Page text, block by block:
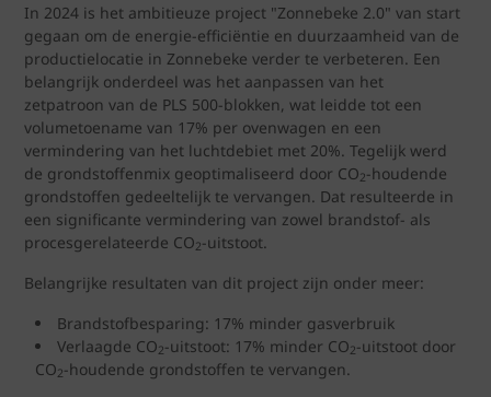
In 2024 is het ambitieuze project "Zonnebeke 2.0" van start
gegaan om de energie-efficiëntie en duurzaamheid van de
productielocatie in Zonnebeke verder te verbeteren. Een
belangrijk onderdeel was het aanpassen van het
zetpatroon van de PLS 500-blokken, wat leidde tot een
volumetoename van 17% per ovenwagen en een
vermindering van het luchtdebiet met 20%. Tegelijk werd
de grondstoffenmix geoptimaliseerd door CO2-houdende
grondstoffen gedeeltelijk te vervangen. Dat resulteerde in
een significante vermindering van zowel brandstof- als
procesgerelateerde CO2-uitstoot.
Belangrijke resultaten van dit project zijn onder meer:
Brandstofbesparing: 17% minder gasverbruik
Verlaagde CO2-uitstoot: 17% minder CO2-uitstoot door
CO2-houdende grondstoffen te vervangen.